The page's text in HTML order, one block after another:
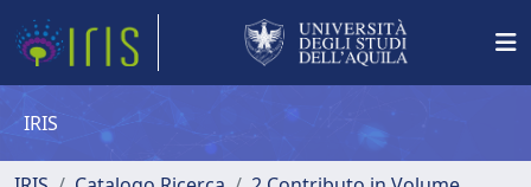
IRIS